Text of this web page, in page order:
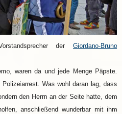
der Giordano-Bruno
waren da und jede Menge Päpste.
Was wohl daran lag, dass
den Herrn an der Seite hatte, dem
anschließend wunderbar mit ihm